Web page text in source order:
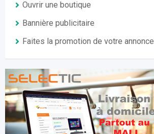
Ouvrir une boutique
Bannière publicitaire
Faites la promotion de votre annonce